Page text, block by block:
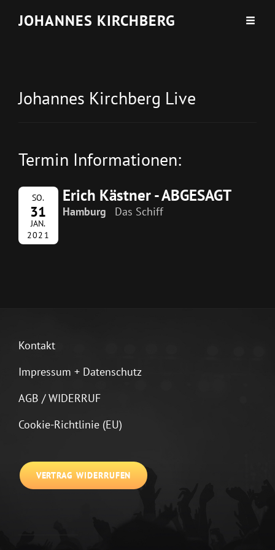
JOHANNES KIRCHBERG
Johannes Kirchberg Live
Termin Informationen:
SO.
31
JAN.
2021
Erich Kästner - ABGESAGT
Hamburg Das Schiff
Kontakt
Impressum + Datenschutz
AGB / WIDERRUF
Cookie-Richtlinie (EU)
VERTRAG WIDERRUFEN